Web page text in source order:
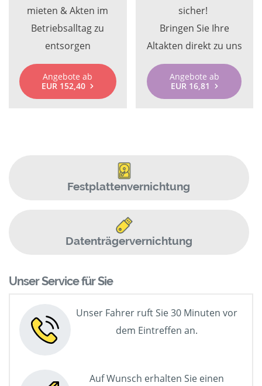
mieten & Akten im
Betriebsalltag zu
entsorgen
Angebote ab
EUR 152,40
sicher!
Bringen Sie Ihre
Altakten direkt zu uns
Angebote ab
EUR 16,81
Festplattenvernichtung
Datenträgervernichtung
Unser Service für Sie
Unser Fahrer ruft Sie 30 Minuten vor
dem Eintreffen an.
Auf Wunsch erhalten Sie einen